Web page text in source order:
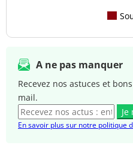
A ne pas manquer
Recevez nos astuces et
mail.
En savoir plus sur notre politique